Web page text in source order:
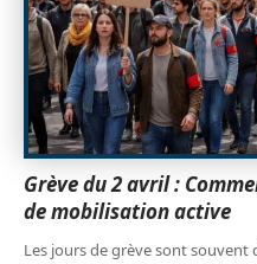
Grève du 2 avril :
de mobilisation active
Les jours de grève sont souvent